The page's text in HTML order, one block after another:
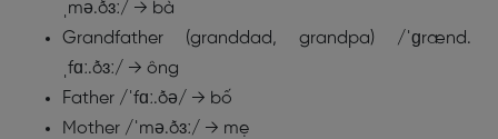
ˌmə.ðɜː/ → bà
Grandfather (granddad, grandpa) /ˈɡrænd.
ˌfɑː.ðɜː/ → ông
Father /ˈfɑː.ðə/ → bố
Mother /ˈmə.ðɜː/ → mẹ